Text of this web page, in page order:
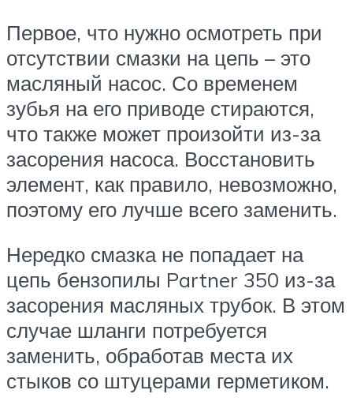
Первое, что нужно осмотреть при
отсутствии смазки на цепь – это
масляный насос. Со временем
зубья на его приводе стираются,
что также может произойти из-за
засорения насоса. Восстановить
элемент, как правило, невозможно,
поэтому его лучше всего заменить.
Нередко смазка не попадает на
цепь бензопилы Partner 350 из-за
засорения масляных трубок. В этом
случае шланги потребуется
заменить, обработав места их
стыков со штуцерами герметиком.